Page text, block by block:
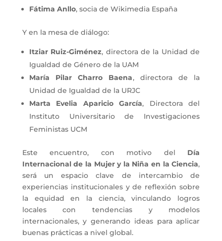
Fátima Anllo, socia de Wikimedia España
Y en la mesa de diálogo:
Itziar Ruiz-Giménez, directora de la Unidad de
Igualdad de Género de la UAM
María Pilar Charro Baena, directora de la
Unidad de Igualdad de la URJC
Marta Evelia Aparicio García, Directora del
Instituto Universitario de Investigaciones
Feministas UCM
Este encuentro, con motivo del Día
Internacional de la Mujer y la Niña en la Ciencia,
será un espacio clave de intercambio de
experiencias institucionales y de reflexión sobre
la equidad en la ciencia, vinculando logros
locales con tendencias y modelos
internacionales, y generando ideas para aplicar
buenas prácticas a nivel global.